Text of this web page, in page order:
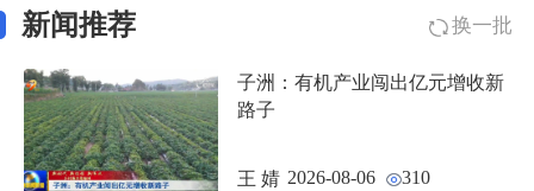
新闻推荐 换一批
子洲：有机产业闯出亿元增收新
路子
王 婧 2026-08-06 310